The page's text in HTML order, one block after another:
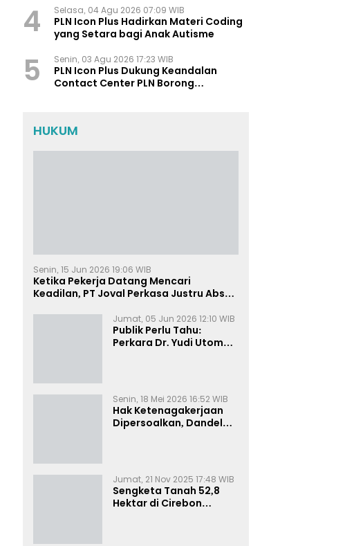
Polda Jatim
4 Selasa, 04 Agu 2026 07:09 WIB
PLN Icon Plus Hadirkan Materi Coding
yang Setara bagi Anak Autisme
5 Senin, 03 Agu 2026 17:23 WIB
PLN Icon Plus Dukung Keandalan
Contact Center PLN Borong
HUKUM
Senin, 15 Jun 2026 19:06 WIB
Ketika Pekerja Datang Mencari
Keadilan, PT Joval Perkasa Justru Absen
Jumat, 05 Jun 2026 12:10 WIB
Publik Perlu Tahu:
Perkara Dr. Yudi Utomo
Resmi
Senin, 18 Mei 2026 16:52 WIB
Hak Ketenagakerjaan
Dipersoalkan, Dandel
Jumat, 21 Nov 2025 17:48 WIB
Sengketa Tanah 52,8
Hektar di Cirebon